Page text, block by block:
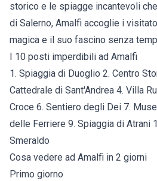
storico e le spiagge incantevoli
di Salerno, Amalfi accoglie i
magica e il suo fascino senza
I 10 posti imperdibili ad Amalfi
1. Spiaggia di Duoglio 2. Centro
Cattedrale di Sant'Andrea 4. Villa
Croce 6. Sentiero degli Dei 7.
delle Ferriere 9. Spiaggia di Atrani
Smeraldo
Cosa vedere ad Amalfi in 2 giorni
Primo giorno